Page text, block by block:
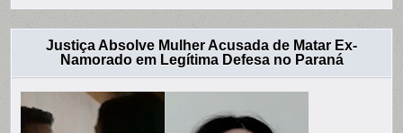
Justiça Absolve Mulher Acusada de Matar Ex-
Namorado em Legítima Defesa no Paraná